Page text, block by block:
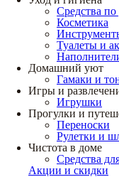
Средства по
Косметика
Туалеты и
Домашний уют
Гамаки и
Игры и
Игрушки
Прогулки и
Переноски
Рулетки и
Чистота в доме
Средства
Акции и скидки